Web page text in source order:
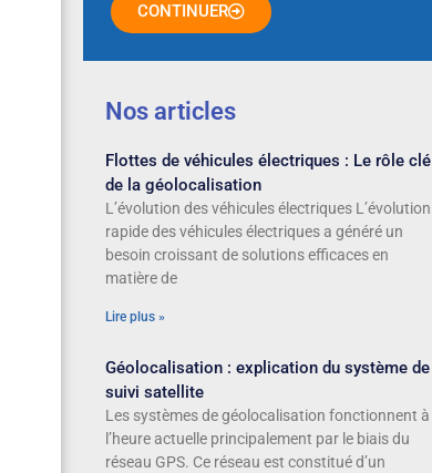
CONTINUER
Nos articles
Flottes de véhicules électriques : Le rôle clé
de la géolocalisation
L’évolution des véhicules électriques L’évolution
rapide des véhicules électriques a généré un
besoin croissant de solutions efficaces en
matière de
Lire plus »
Géolocalisation : explication du système de
suivi satellite
Les systèmes de géolocalisation fonctionnent à
l’heure actuelle principalement par le biais du
réseau GPS. Ce réseau est constitué d’un